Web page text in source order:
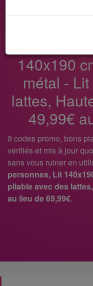
Bon
Zinus
140x190
métal -
lattes,
49,99€
9 codes promo, bons
vérifiés et mis à jour
sans vous ruiner en
personnes, Lit
pliable avec des
au lieu de 69,99€.